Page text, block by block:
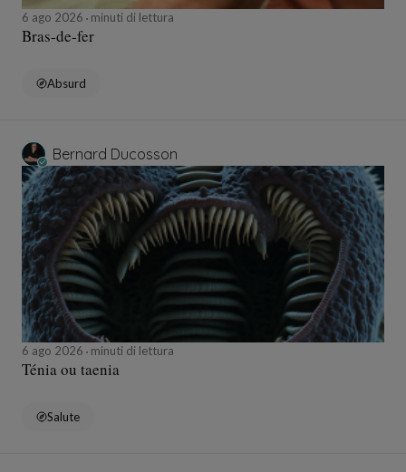
6 ago 2026 minuti di lettura
Bras-de-fer
Absurd
Bernard Ducosson
6 ago 2026 minuti di lettura
Ténia ou taenia
Salute